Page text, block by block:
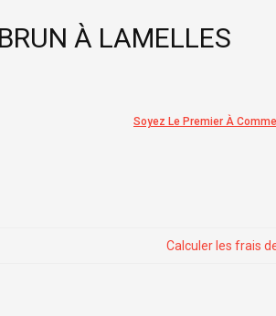
À LAMELLES
Soyez Le Premier À
Calculer les frais